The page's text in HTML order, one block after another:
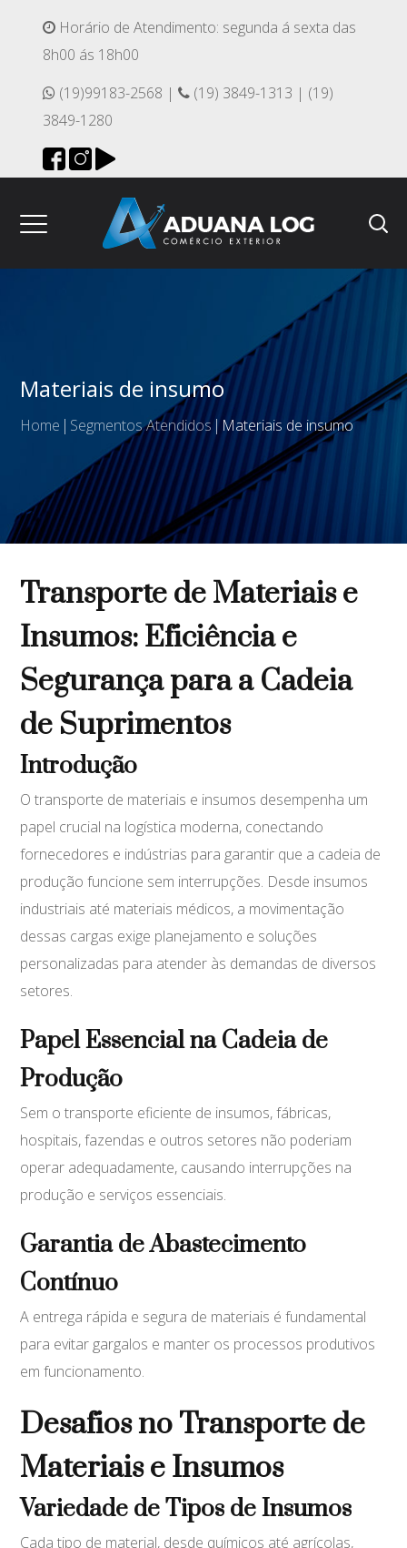
Horário de Atendimento: segunda á sexta das
8h00 ás 18h00
(19)99183-2568 |
(19) 3849-1313 | (19)
3849-1280
Materiais de insumo
Home Segmentos Atendidos Materiais de insumo
Transporte de Materiais e
Insumos: Eficiência e
Segurança para a Cadeia
de Suprimentos
Introdução
O transporte de materiais e insumos desempenha um
papel crucial na logística moderna, conectando
fornecedores e indústrias para garantir que a cadeia de
produção funcione sem interrupções. Desde insumos
industriais até materiais médicos, a movimentação
dessas cargas exige planejamento e soluções
personalizadas para atender às demandas de diversos
setores.
Papel Essencial na Cadeia de
Produção
Sem o transporte eficiente de insumos, fábricas,
hospitais, fazendas e outros setores não poderiam
operar adequadamente, causando interrupções na
produção e serviços essenciais.
Garantia de Abastecimento
Contínuo
A entrega rápida e segura de materiais é fundamental
para evitar gargalos e manter os processos produtivos
em funcionamento.
Desafios no Transporte de
Materiais e Insumos
Variedade de Tipos de Insumos
Cada tipo de material, desde químicos até agrícolas,